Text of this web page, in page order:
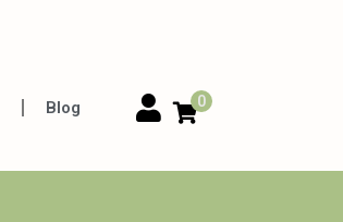
Blog 0